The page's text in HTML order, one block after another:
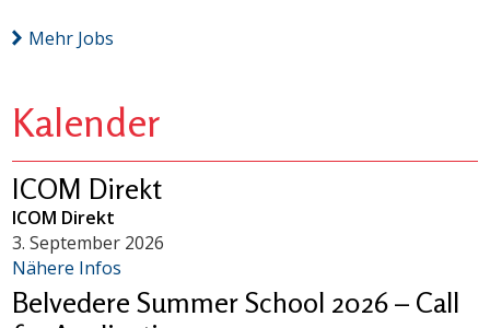
Mehr Jobs
Kalender
ICOM Direkt
ICOM Direkt
3. September 2026
Nähere Infos
Belvedere Summer School 2026 – Call